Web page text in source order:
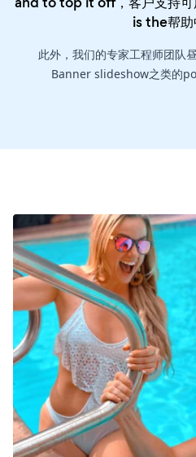
is the帮
此外，我们的专家工程师团队
Banner slideshow之类的